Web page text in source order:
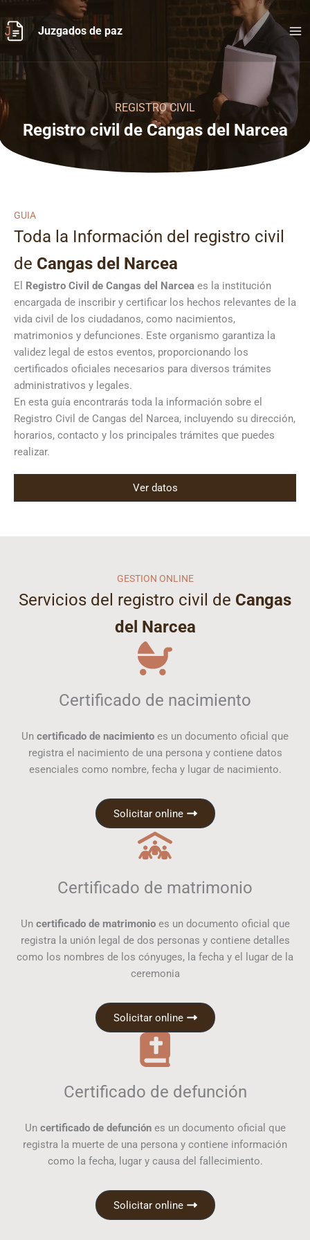
al
contenido
Juzgados de paz
REGISTRO CIVIL
Registro civil de Cangas del Narcea
GUIA
Toda la Información del registro civil
de Cangas del Narcea
El Registro Civil de Cangas del Narcea es la institución
encargada de inscribir y certificar los hechos relevantes de la
vida civil de los ciudadanos, como nacimientos,
matrimonios y defunciones. Este organismo garantiza la
validez legal de estos eventos, proporcionando los
certificados oficiales necesarios para diversos trámites
administrativos y legales.
En esta guía encontrarás toda la información sobre el
Registro Civil de Cangas del Narcea, incluyendo su dirección,
horarios, contacto y los principales trámites que puedes
realizar.
Ver datos
GESTION ONLINE
Servicios del registro civil de Cangas
del Narcea
Certificado de nacimiento
Un certificado de nacimiento es un documento oficial que
registra el nacimiento de una persona y contiene datos
esenciales como nombre, fecha y lugar de nacimiento.
Solicitar online
Certificado de matrimonio
Un certificado de matrimonioes un documento oficial que
registra la unión legal de dos personas y contiene detalles
como los nombres de los cónyuges, la fecha y el lugar de la
ceremonia
Solicitar online
Certificado de defunción
Un certificado de defunciónes un documento oficial que
registra la muerte de una persona y contiene información
como la fecha, lugar y causa del fallecimiento.
Solicitar online